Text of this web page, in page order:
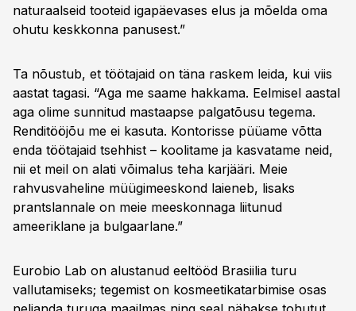
naturaalseid tooteid igapäevases elus ja mõelda oma
ohutu keskkonna panusest.”
Ta nõustub, et töötajaid on täna raskem leida, kui viis
aastat tagasi. “Aga me saame hakkama. Eelmisel aastal
aga olime sunnitud mastaapse palgatõusu tegema.
Renditööjõu me ei kasuta. Kontorisse püüame võtta
enda töötajaid tsehhist – koolitame ja kasvatame neid,
nii et meil on alati võimalus teha karjääri. Meie
rahvusvaheline müügimeeskond laieneb, lisaks
prantslannale on meie meeskonnaga liitunud
ameeriklane ja bulgaarlane.”
Eurobio Lab on alustanud eeltööd Brasiilia turu
vallutamiseks; tegemist on kosmeetikatarbimise osas